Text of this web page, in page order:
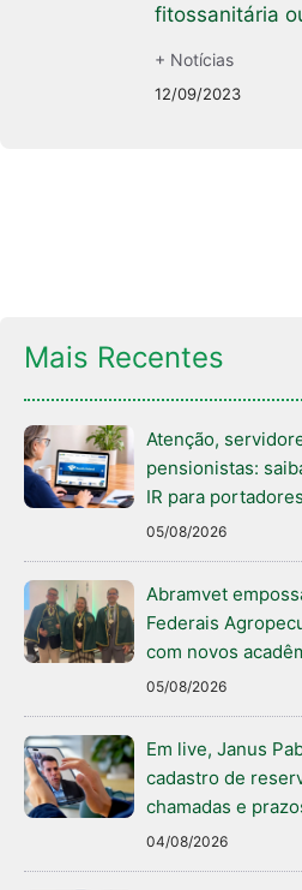
fitossanitária
+ Notícias
12/09/2023
Mais Recentes
Atenção,
pensionistas:
IR para
05/08/2026
Abramvet
Federais
com novos
05/08/2026
Em live, Janus
cadastro de
chamadas e
04/08/2026